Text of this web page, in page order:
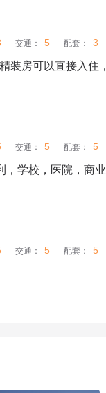
交通： 5 配套： 3
装房可以直接入住
交通： 5 配套： 5
，学校，医院，商
交通： 5 配套： 5